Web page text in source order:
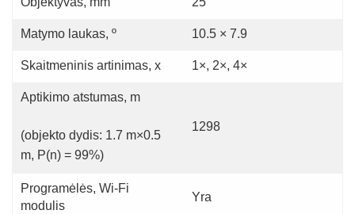
Matymo laukas, º 10.5 × 7.9
Skaitmeninis artinimas, x 1×, 2×, 4×
Aptikimo atstumas, m
(objekto dydis: 1.7 m×0.5
m, P(n) = 99%)
1298
Programėlės, Wi-Fi
modulis
Yra